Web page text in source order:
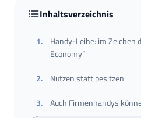
Inhaltsverzeichnis
1.
Handy-Leihe: im Zeichen
Economy“
2.
Nutzen statt besitzen
3.
Auch Firmenhandys